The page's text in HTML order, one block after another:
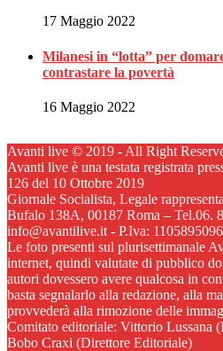
17 Maggio 2022
Milanesi in “lotta” per
contrastare la povertà
16 Maggio 2022
Avanti live © 2019 - All Right
Avanti live è una testata registrata
126 del 10 Ottobre 2019
Giornale Socialista, Legale
Bufalo 138A, 00187 Roma – Tel.06.
info@avantilive.it - P.Iva:
Le foto presenti sul plurisettimanale
internet, quindi valutate di pubblico
autori dovessero avere qualcosa in
basta segnalarlo alla redazione, alla
provvederà alla rimozione delle
Comitato editoriale: Vittorio Lussana
Bobo Craxi (Direttore Editoriale)